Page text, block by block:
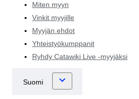
Miten myyn
Vinkit myyjille
Myyjän ehdot
Yhteistyökumppanit
Ryhdy Catawiki Live -myyjäksi